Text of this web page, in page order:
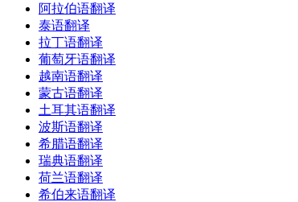
阿拉伯语翻译
泰语翻译
拉丁语翻译
葡萄牙语翻译
越南语翻译
蒙古语翻译
土耳其语翻译
波斯语翻译
希腊语翻译
瑞典语翻译
荷兰语翻译
希伯来语翻译